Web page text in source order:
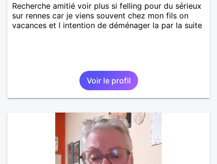
Recherche amitié voir plus si felling pour du sérieux
sur rennes car je viens souvent chez mon fils on
vacances et l intention de déménager la par la suite
Voir le profil